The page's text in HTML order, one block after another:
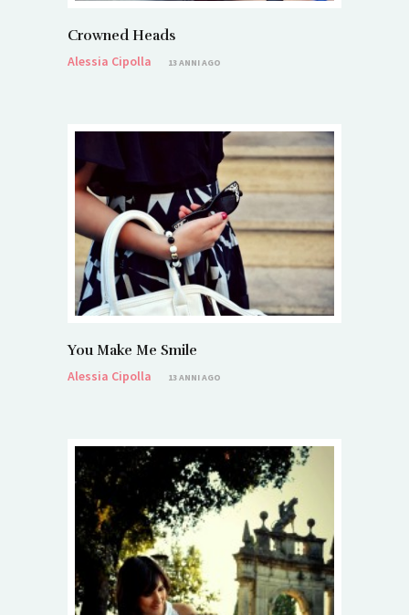
Crowned Heads
Alessia Cipolla
13 ANNI AGO
You Make Me Smile
Alessia Cipolla
13 ANNI AGO